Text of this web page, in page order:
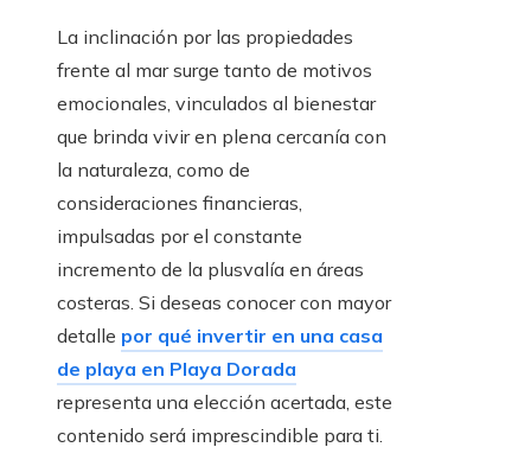
La inclinación por las propiedades
frente al mar surge tanto de motivos
emocionales, vinculados al bienestar
que brinda vivir en plena cercanía con
la naturaleza, como de
consideraciones financieras,
impulsadas por el constante
incremento de la plusvalía en áreas
costeras. Si deseas conocer con mayor
detalle por qué invertir en una casa
de playa en Playa Dorada
representa una elección acertada, este
contenido será imprescindible para ti.